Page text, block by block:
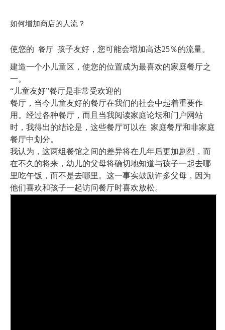
如何增加商店的人流？
使您的 餐厅 孩子友好，您可能会增加高达25％的流量。
建造一个小儿童区，使您的位置成为最喜欢的家庭餐厅之
一。
“儿童友好”餐厅是非常受欢迎的
餐厅，当今儿童友好的餐厅在我们的社会中起着重要作
用。经过各种餐厅，而且当我阅读家庭论坛和门户网站
时，我得出的结论是，这些餐厅可以在 家庭餐厅和非家庭
餐厅中划分。
我认为，这两组餐馆之间的差异将在几年后更加剧烈，而
在不久的将来，幼儿的父母将确切地知道与孩子一起去哪
里吃午饭，而不是去哪里。这一事实鼓励许多父母，因为
他们喜欢和孩子一起访问餐厅时喜欢放松。